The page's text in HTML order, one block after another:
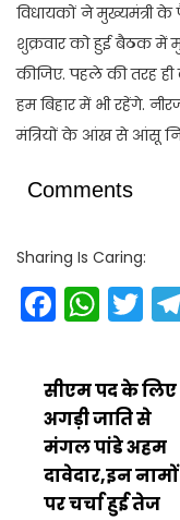
विधायकों ने मुख्यमंत्री
शुक्रवार को हुई बैठक में
कीजिए. पहले की तरह ही
हम बिहार में भी रहेंगे.
मंत्रियों के आंख से आंसू
Comments
Sharing Is Caring:
सीएम पद के लिए
अगड़ी जाति से
मंगल पांडे अहम
दावेदार,इन नामों
पर चर्चा हुई तेज